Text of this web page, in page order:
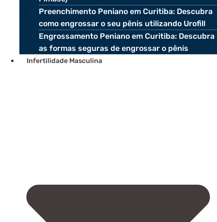
Preenchimento Peniano em Curitiba: Descubra
como engrossar o seu pênis utilizando Urofill
Engrossamento Peniano em Curitiba: Descubra
as formas seguras de engrossar o pênis
Infertilidade Masculina